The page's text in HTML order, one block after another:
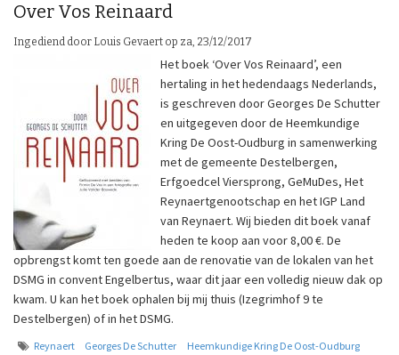
Over Vos Reinaard
Ingediend door Louis Gevaert op za, 23/12/2017
Het boek ‘Over Vos Reinaard’, een
hertaling in het hedendaags Nederlands,
is geschreven door Georges De Schutter
en uitgegeven door de Heemkundige
Kring De Oost-Oudburg in samenwerking
met de gemeente Destelbergen,
Erfgoedcel Viersprong, GeMuDes, Het
Reynaertgenootschap en het IGP Land
van Reynaert. Wij bieden dit boek vanaf
heden te koop aan voor 8,00 €. De
opbrengst komt ten goede aan de renovatie van de lokalen van het
DSMG in convent Engelbertus, waar dit jaar een volledig nieuw dak op
kwam. U kan het boek ophalen bij mij thuis (Izegrimhof 9 te
Destelbergen) of in het DSMG.
Reynaert Georges De Schutter
Heemkundige Kring De Oost-Oudburg